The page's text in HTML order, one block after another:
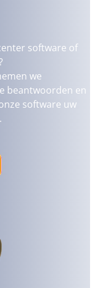
software of
we
beantwoorden en
software uw